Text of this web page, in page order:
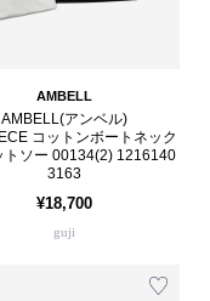
AMBELL
AMBELL(アンベル)
コットンボートネック
トソー 00134(2) 1216140
3163
¥18,700
guji